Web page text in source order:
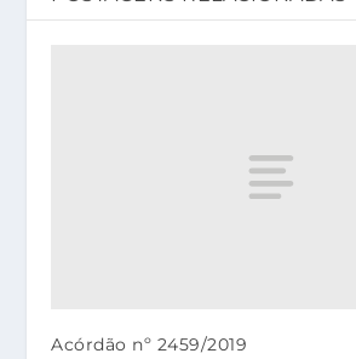
Acórdão nº 2459/2019